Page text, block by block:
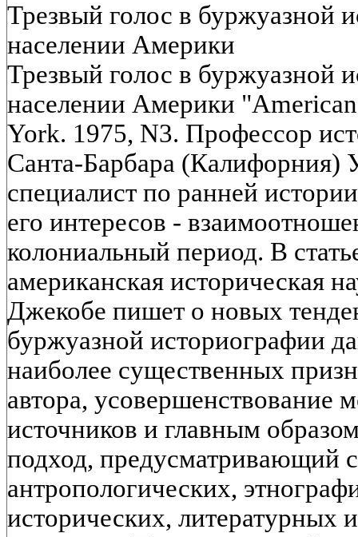
Трезвый голос в буржуазной
населении Америки
Трезвый голос в буржуазной
населении Америки
York. 1975, N3. Профессор
Санта-Барбара (Калифорния)
специалист по ранней
его интересов -
колониальный период. В
американская историческая
Джекобе пишет о новых
буржуазной историографии
наиболее существенных
автора, усовершенствование
источников и главным
подход, предусматривающий
антропологических,
исторических, литературных